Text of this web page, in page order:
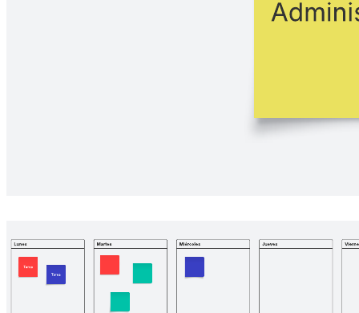
interactúan entre sí. Con una herramienta visual como un diagrama